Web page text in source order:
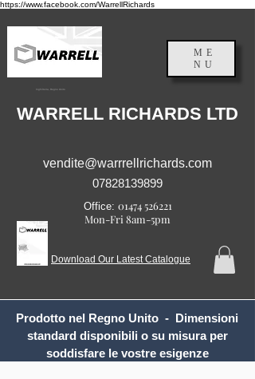
https://www.facebook.com/WarrellRichards
Inghilterra, Regno Unito
ME
NU
WARRELL RICHARDS LTD
vendite@warrrellrichards.com
07828139899
Office: 01474 526221
Mon-Fri 8am-5pm
Download Our Latest Catalogue
Prodotto nel Regno Unito - Dimensioni
standard disponibili o su misura per
soddisfare le vostre esigenze